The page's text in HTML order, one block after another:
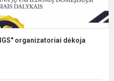
organizatoriai dėkoja